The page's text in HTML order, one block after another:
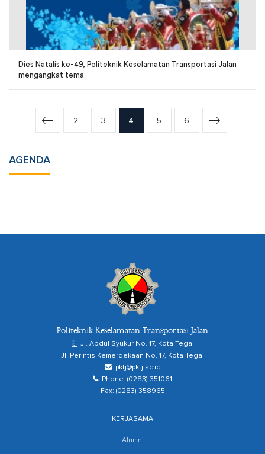
Dies Natalis ke-49, Politeknik Keselamatan Transportasi Jalan
mengangkat tema
2 3 4 5 6
AGENDA
Politeknik Keselamatan Transportasi Jalan
Jl. Abdul Syukur No. 17, Kota Tegal
Jl. Perintis Kemerdekaan No. 17, Kota Tegal
pktj@pktj.ac.id
Phone: (0283) 351061
Fax: (0283) 358965
KERJASAMA
Alumni